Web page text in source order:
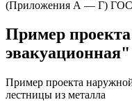
(Приложения А — Г)
Пример
эвакуационная"
Пример проекта
лестницы из металла